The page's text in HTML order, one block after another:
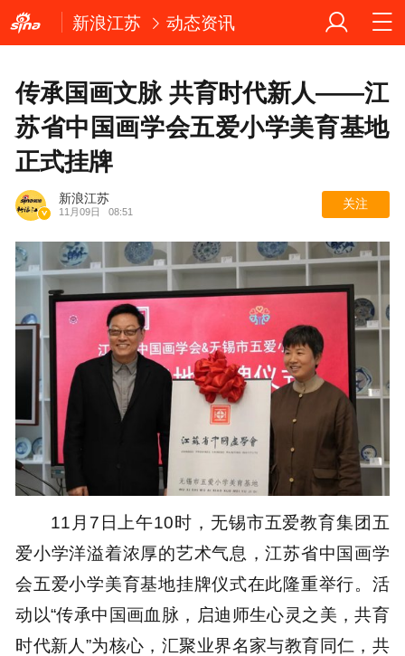
新浪江苏 动态资讯
传承国画文脉 共育时代新人——江
苏省中国画学会五爱小学美育基地
正式挂牌
新浪江苏
11月09日 08:51
关注
11月7日上午10时，无锡市五爱教育集团五
爱小学洋溢着浓厚的艺术气息，江苏省中国画学
会五爱小学美育基地挂牌仪式在此隆重举行。活
动以“传承中国画血脉，启迪师生心灵之美，共育
时代新人”为核心，汇聚业界名家与教育同仁，共